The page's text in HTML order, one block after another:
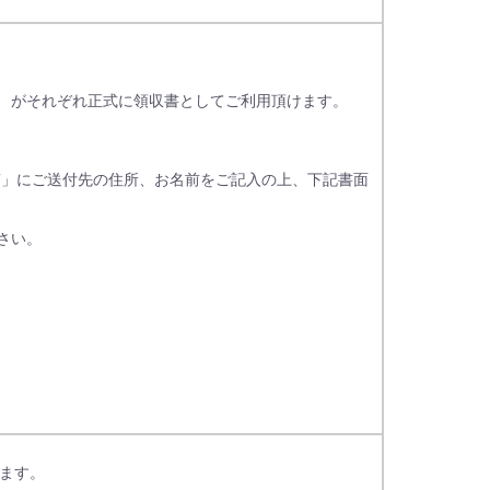
それぞれ正式に領収書としてご利用頂けます。
にご送付先の住所、お名前をご記入の上、下記書面
。
す。